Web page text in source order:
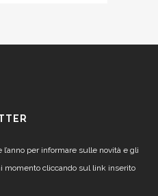
per informare sulle novità e gli
momento cliccando sul link inserito